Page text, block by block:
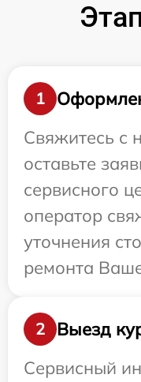
1
Свяжитесь с
оставьте
сервисного
оператор
уточнения
ремонта
2
Выезд
Сервисный